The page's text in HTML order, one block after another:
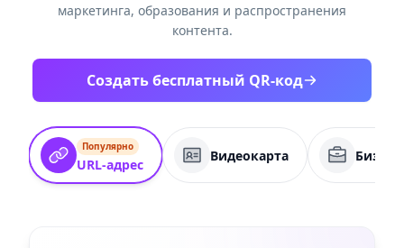
маркетинга, образования и распространения
контента.
Создать бесплатный QR-код
Популярно
URL-адрес
Видеокарта